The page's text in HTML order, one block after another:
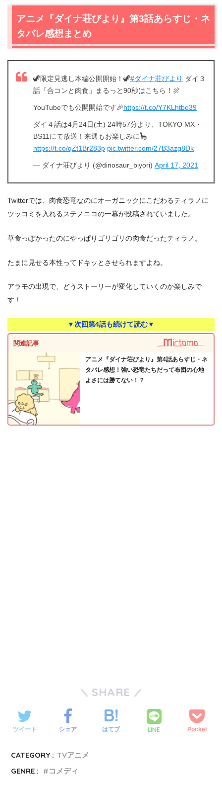
アニメ『ダイナ荘びより』第3話あらすじ・ネ
タバレ感想まとめ
🦖限定見逃し本編公開開始！🦖#ダイナ荘びより ダイ３
話「合コンと肉食」まるっと90秒はこちら！🍖
YouTubeでも公開開始です🎉https://t.co/Y7KLhtbo39
ダイ４話は4月24日(土) 24時57分より、TOKYO MX・
BS11にて放送！来週もお楽しみに🦕
https://t.co/qZt1Br283p pic.twitter.com/27B3azg8Dk
— ダイナ荘びより (@dinosaur_biyori) April 17, 2021
Twitterでは、肉食恐竜なのにオーガニックにこだわるティラノに
ツッコミを入れるステノニコの一幕が投稿されていました。
草食っぽかったのにやっぱりゴリゴリの肉食だったティラノ。
たまに見せる本性ってドキッとさせられますよね。
アラモの出現で、どうストーリーが変化していくのか楽しみで
す！
▼次回第4話も続けて読む▼
関連記事
アニメ『ダイナ荘びより』第4話あらすじ・ネ
タバレ感想！強い恐竜たちだって布団の心地
よさには勝てない！？
SHARE
ツイート シェア はてブ LINE Pocket
CATEGORY : TVアニメ
GENRE :
コメディ